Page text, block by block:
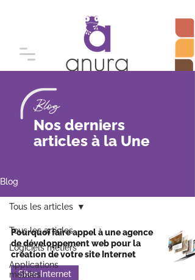
Blog
Nos derniers
articles à la Une
Blog
Tous les articles
Logiciels métiers
Applications
mobiles
Tous les articles
Pourquoi faire appel à une agence
de développement web pour la
création de votre site Internet
Sites Internet